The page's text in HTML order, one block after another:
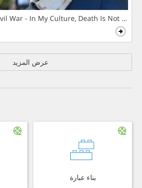
War - In My Culture, Death Is Not The
عرض المزيد
بناء عبارة